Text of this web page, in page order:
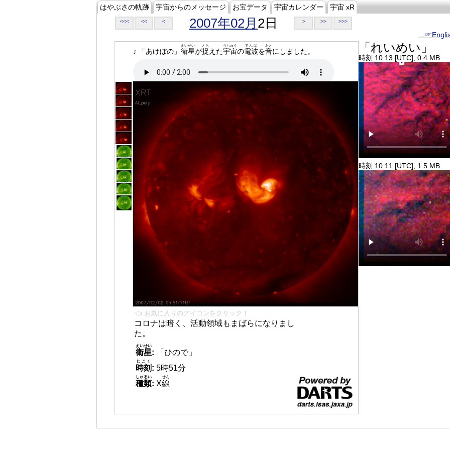
はやぶさの軌跡 宇宙からのメッセージ お宝データ 宇宙カレンダー 宇宙 xR
<<< << < 2007年02月 2日 > >> >>>
♪ 「あけぼの」 衛星
えいせい
が捉
とら
えた宇宙
うちゅう
の電波
でんぱ
を音
おと
にしました。
👈 お気に入りのアイコンをクリック！
コロナは暗く、活動領域もまばらになりまし
た。
衛星
えいせい
:
「ひので」
時刻
じこく
: 5時51分
種類
しゅるい
: X線
せん
「れいめい」
時刻 10:13 [UTC], 0.4 MB
時刻 10:11 [UTC], 1.5 MB